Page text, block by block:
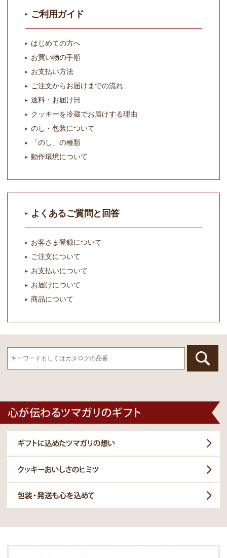
ご利用ガイド
はじめての方へ
お買い物の手順
お支払い方法
ご注文からお届けまでの流れ
送料・お届け日
クッキーを冷蔵でお届けする理由
のし・包装について
「のし」の種類
動作環境について
よくあるご質問と回答
お客さま登録について
ご注文について
お支払いについて
お届けについて
商品について